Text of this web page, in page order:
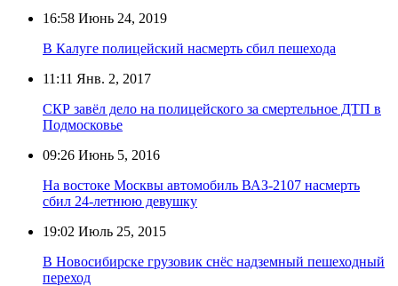
16:58 Июнь 24, 2019
В Калуге полицейский насмерть сбил пешехода
11:11 Янв. 2, 2017
СКР завёл дело на полицейского за смертельное ДТП в
Подмосковье
09:26 Июнь 5, 2016
На востоке Москвы автомобиль ВАЗ-2107 насмерть
сбил 24-летнюю девушку
19:02 Июль 25, 2015
В Новосибирске грузовик снёс надземный пешеходный
переход